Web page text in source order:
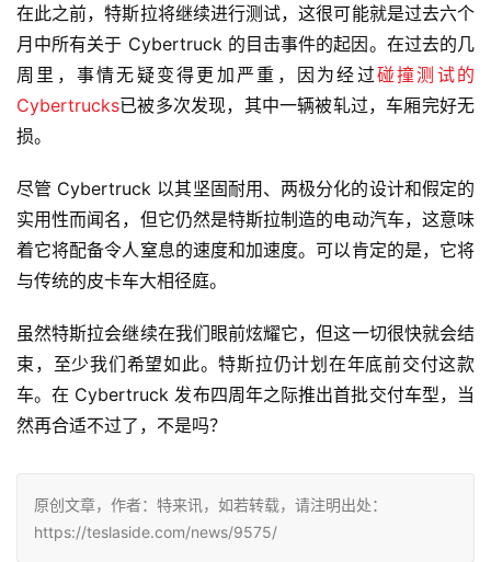
在此之前，特斯拉将继续进行测试，这很可能就是过去六个
月中所有关于 Cybertruck 的目击事件的起因。在过去的几
周里，事情无疑变得更加严重，因为经过碰撞测试的
Cybertrucks已被多次发现，其中一辆被轧过，车厢完好无
损。
尽管 Cybertruck 以其坚固耐用、两极分化的设计和假定的
实用性而闻名，但它仍然是特斯拉制造的电动汽车，这意味
着它将配备令人窒息的速度和加速度。可以肯定的是，它将
与传统的皮卡车大相径庭。
虽然特斯拉会继续在我们眼前炫耀它，但这一切很快就会结
束，至少我们希望如此。特斯拉仍计划在年底前交付这款
车。在 Cybertruck 发布四周年之际推出首批交付车型，当
然再合适不过了，不是吗？
原创文章，作者：特来讯，如若转载，请注明出处：
https://teslaside.com/news/9575/